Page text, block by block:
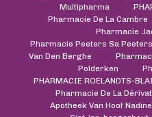
Multipharma
Pharmacie De La Cambre
Pharmacie
Pharmacie Peeters Sa
Van Den Berghe
Polderken
PHARMACIE ROELANDTS-
Pharmacie De La
Apotheek Van Hoof Nadine